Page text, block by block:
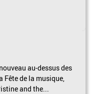
au-dessus des
de la musique,
and the...